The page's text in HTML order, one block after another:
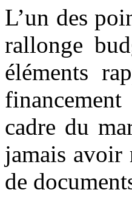
L’un des
rallonge
éléments
cadre du
jamais avoir
de